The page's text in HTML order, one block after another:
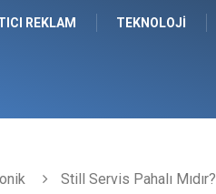
REKLAM TEKNOLOJI
Still Servis Pahalı Mıdır?